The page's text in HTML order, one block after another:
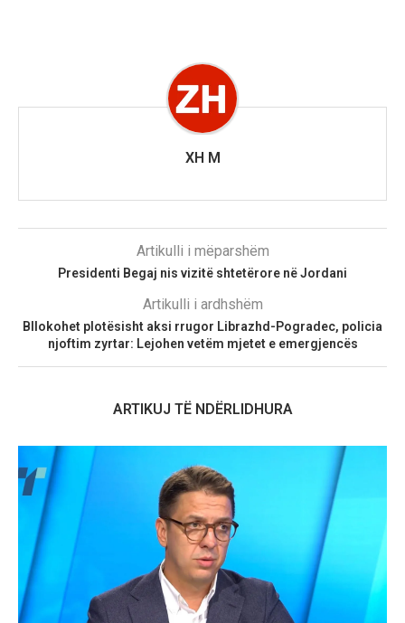
XH M
Artikulli i mëparshëm
Presidenti Begaj nis vizitë shtetërore në Jordani
Artikulli i ardhshëm
Bllokohet plotësisht aksi rrugor Librazhd-Pogradec, policia
njoftim zyrtar: Lejohen vetëm mjetet e emergjencës
ARTIKUJ TË NDËRLIDHURA